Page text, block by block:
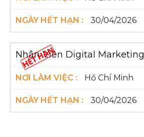
30/04/2026
Nhân Viên Digital Marketing
Hồ Chí Minh
30/04/2026